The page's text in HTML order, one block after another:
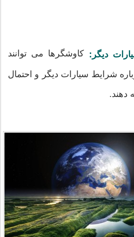
دیگر: کاوشگرها می توانند
شرایط سیارات دیگر و احتمال
دهند.